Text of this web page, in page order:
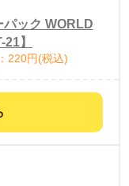
パック WORLD
】
220円(税込)